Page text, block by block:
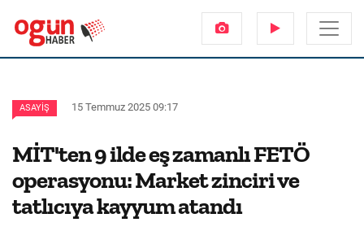
ASAYIŞ 15 Temmuz 2025 09:17
MİT'ten 9 ilde eş zamanlı FETÖ
operasyonu: Market zinciri ve
tatlıcıya kayyum atandı